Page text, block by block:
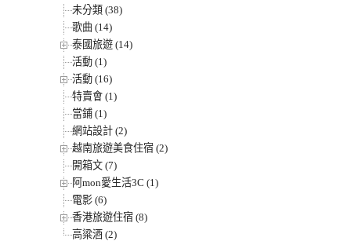
未分類 (38)
歌曲 (14)
泰國旅遊 (14)
活動 (1)
活動 (16)
特賣會 (1)
當鋪 (1)
網站設計 (2)
越南旅遊美食住宿 (2)
開箱文 (7)
阿mon愛生活3C (1)
電影 (6)
香港旅遊住宿 (8)
高粱酒 (2)